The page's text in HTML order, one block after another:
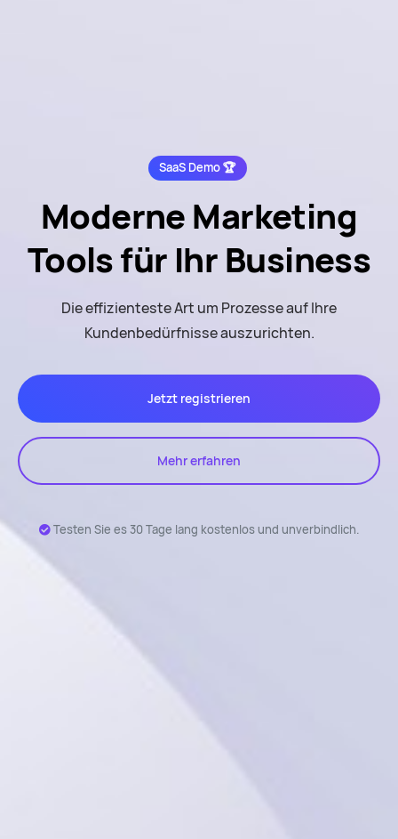
SaaS Demo 🏆
Moderne Marketing
Toolsfür Ihr Business
Die effizienteste Art um Prozesse auf Ihre
Kundenbedürfnisse auszurichten.
Jetzt registrieren
Mehr erfahren
Testen Sie es 30 Tage lang kostenlos und unverbindlich.